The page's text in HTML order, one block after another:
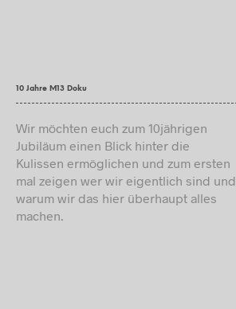
10 Jahre M13 Doku
Wir möchten euch zum 10jährigen
Jubiläum einen Blick hinter die
Kulissen ermöglichen und zum ersten
mal zeigen wer wir eigentlich sind und
warum wir das hier überhaupt alles
machen.